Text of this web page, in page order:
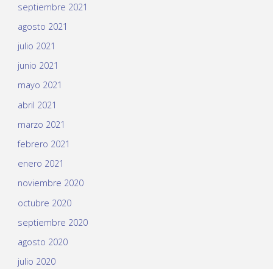
septiembre 2021
agosto 2021
julio 2021
junio 2021
mayo 2021
abril 2021
marzo 2021
febrero 2021
enero 2021
noviembre 2020
octubre 2020
septiembre 2020
agosto 2020
julio 2020